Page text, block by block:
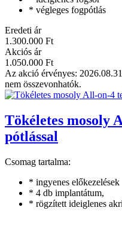
* végleges fogpótlás
Eredeti ár
1.300.000 Ft
Akciós ár
1.050.000 Ft
Az akció érvényes:
nem összevonhatók.
Tökéletes mosoly
pótlással
Csomag tartalma:
* ingyenes előkezelések
* 4 db implantátum,
* rögzített ideiglenes